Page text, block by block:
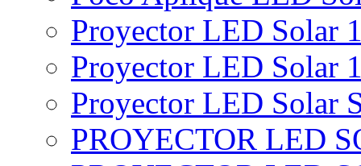
Proyector LED Solar
Proyector LED Solar
Proyector LED Solar
PROYECTOR LED